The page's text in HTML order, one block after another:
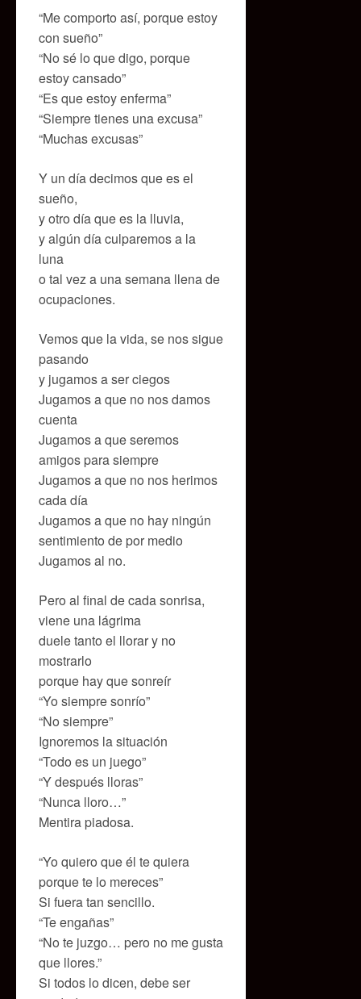
“Me comporto así, porque estoy
con sueño”
“No sé lo que digo, porque
estoy cansado”
“Es que estoy enferma”
“Siempre tienes una excusa”
“Muchas excusas”
Y un día decimos que es el
sueño,
y otro día que es la lluvia,
y algún día culparemos a la
luna
o tal vez a una semana llena de
ocupaciones.
Vemos que la vida, se nos sigue
pasando
y jugamos a ser ciegos
Jugamos a que no nos damos
cuenta
Jugamos a que seremos
amigos para siempre
Jugamos a que no nos herimos
cada día
Jugamos a que no hay ningún
sentimiento de por medio
Jugamos al no.
Pero al final de cada sonrisa,
viene una lágrima
duele tanto el llorar y no
mostrarlo
porque hay que sonreír
“Yo siempre sonrío”
“No siempre”
Ignoremos la situación
“Todo es un juego”
“Y después lloras”
“Nunca lloro…”
Mentira piadosa.
“Yo quiero que él te quiera
porque te lo mereces”
Si fuera tan sencillo.
“Te engañas”
“No te juzgo… pero no me gusta
que llores.”
Si todos lo dicen, debe ser